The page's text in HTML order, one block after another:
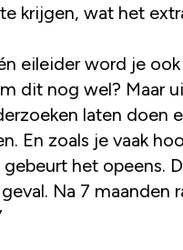
krijgen, wat het
eileider word je ook
dit nog wel? Maar
laten doen
En zoals je vaak
het opeens.
Na 7 maanden